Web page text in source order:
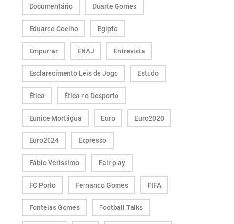
Documentário Duarte Gomes
Eduardo Coelho Egipto
Empurrar ENAJ Entrevista
Esclarecimento Leis de Jogo Estudo
Ética Ética no Desporto
Eunice Mortágua Euro Euro2020
Euro2024 Expresso
Fábio Veríssimo Fair play
FC Porto Fernando Gomes FIFA
Fontelas Gomes Football Talks